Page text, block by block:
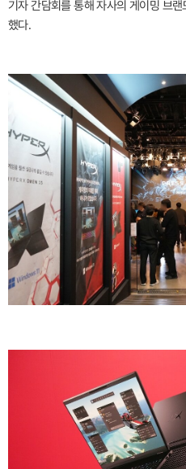
기자 간담회를 통해 자사의 게이밍 브
했다.